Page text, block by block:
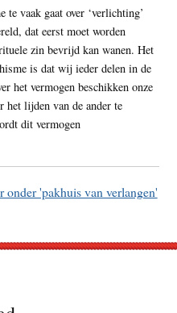
vaak gaat over ‘verlichting’
dat eerst moet worden
zin bevrijd kan wanen. Het
is dat wij ieder delen in de
het vermogen beschikken onze
lijden van de ander te
dit vermogen
onder 'pakhuis van verlangen'